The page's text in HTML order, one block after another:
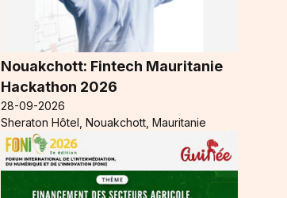
Nouakchott: Fintech Mauritanie
Hackathon 2026
28-09-2026
Sheraton Hôtel, Nouakchott, Mauritanie